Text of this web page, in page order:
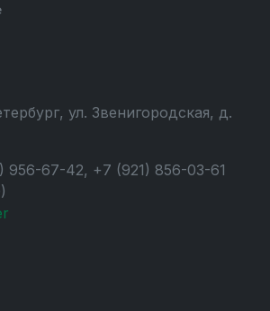
ул. Звенигородская, д.
956-67-42, +7 (921) 856-03-61